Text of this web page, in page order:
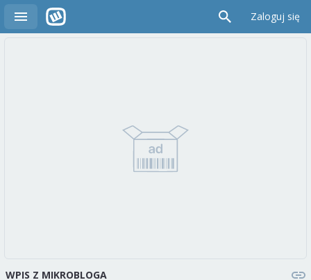
Zaloguj się
WPIS Z MIKROBLOGA